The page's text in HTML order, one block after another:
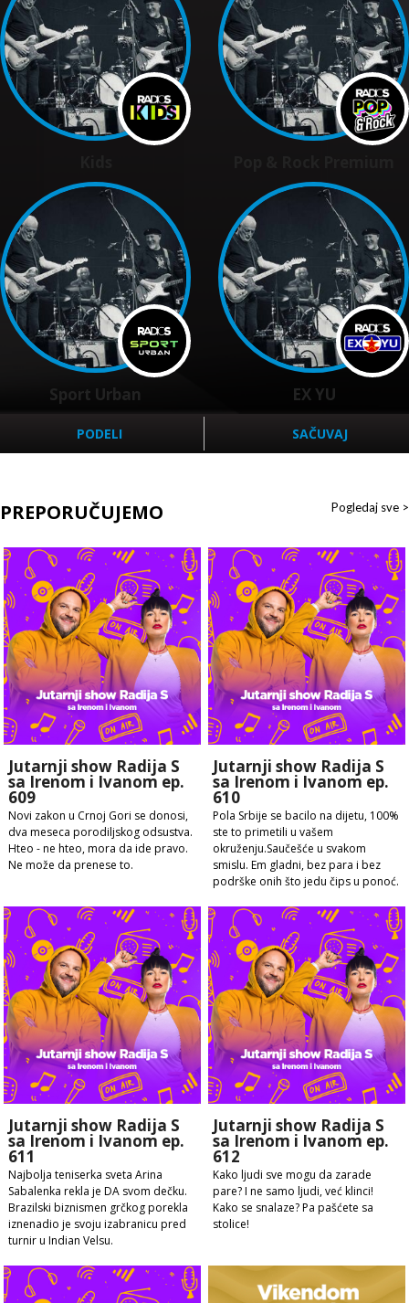
Sport Urban EX YU
PODELI SAČUVAJ
PREPORUČUJEMO Pogledaj sve >
Jutarnji show Radija S
sa Irenom i Ivanom ep.
609
Novi zakon u Crnoj Gori se donosi,
dva meseca porodiljskog odsustva.
Hteo - ne hteo, mora da ide pravo.
Ne može da prenese to.
Jutarnji show Radija S
sa Irenom i Ivanom ep.
610
Pola Srbije se bacilo na dijetu, 100%
ste to primetili u vašem
okruženju.Saučešće u svakom
smislu. Em gladni, bez para i bez
podrške onih što jedu čips u ponoć.
Jutarnji show Radija S
sa Irenom i Ivanom ep.
611
Najbolja teniserka sveta Arina
Sabalenka rekla je DA svom dečku.
Brazilski biznismen grčkog porekla
iznenadio je svoju izabranicu pred
turnir u Indian Velsu.
Jutarnji show Radija S
sa Irenom i Ivanom ep.
612
Kako ljudi sve mogu da zarade
pare? I ne samo ljudi, već klinci!
Kako se snalaze? Pa pašćete sa
stolice!